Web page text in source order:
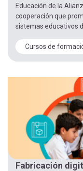
Educación de la
cooperación que
sistemas educativos
Cursos de
Fabricación